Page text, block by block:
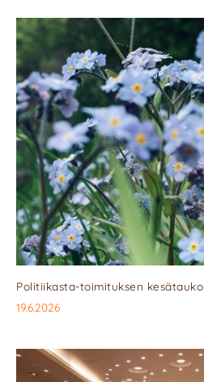
Politiikasta-toimituksen kesätauko
19.6.2026